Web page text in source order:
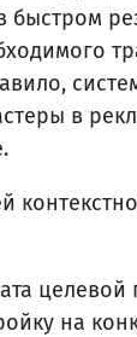
в
целевой
на